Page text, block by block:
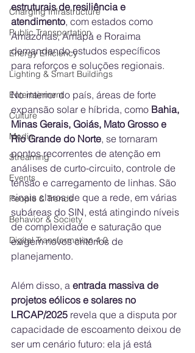
Charging Infrastructure
Public Transportation
Energy Efficiency
Lighting & Smart Buildings
Entertainment
Culture
Media
Streaming
Events
People & Trends
Behavior & Society
Digital Transformation 4.0
estruturais de resiliência e
atendimento, com estados como
Amazonas, Amapá e Roraima
demandando estudos específicos
para reforços e soluções regionais.
No interior do país, áreas de forte
expansão solar e híbrida, como Bahia,
Minas Gerais, Goiás, Mato Grosso e
Rio Grande do Norte, se tornaram
pontos recorrentes de atenção em
análises de curto-circuito, controle de
tensão e carregamento de linhas. São
sinais claros de que a rede, em várias
subáreas do SIN, está atingindo níveis
de complexidade e saturação que
exigem novos critérios de
planejamento.
Além disso, a entrada massiva de
projetos eólicos e solares no
LRCAP/2025 revela que a disputa por
capacidade de escoamento deixou de
ser um cenário futuro: ela já está